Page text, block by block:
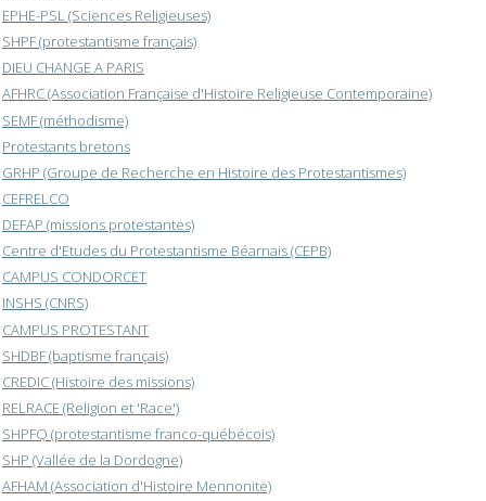
EPHE-PSL (Sciences Religieuses)
SHPF (protestantisme français)
DIEU CHANGE A PARIS
AFHRC (Association Française d'Histoire Religieuse Contemporaine)
SEMF (méthodisme)
Protestants bretons
GRHP (Groupe de Recherche en Histoire des Protestantismes)
CEFRELCO
DEFAP (missions protestantes)
Centre d'Etudes du Protestantisme Béarnais (CEPB)
CAMPUS CONDORCET
INSHS (CNRS)
CAMPUS PROTESTANT
SHDBF (baptisme français)
CREDIC (Histoire des missions)
RELRACE (Religion et 'Race')
SHPFQ (protestantisme franco-québécois)
SHP (Vallée de la Dordogne)
AFHAM (Association d'Histoire Mennonite)